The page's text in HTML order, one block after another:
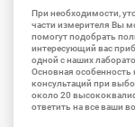
При необходимости,
части измерителя Вы
помогут подобрать
интересующий вас
одной с наших
Основная особенность
консультаций при
около 20
ответить на все ваши